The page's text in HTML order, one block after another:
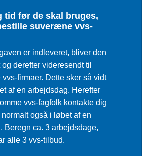
tid før de skal bruges,
suveræne vvs-
er indleveret, bliver den
derefter videresendt til
firmaer. Dette sker så vidt
af en arbejdsdag. Herefter
vvs-fagfolk kontakte dig
normalt også i løbet af en
Beregn ca. 3 arbejdsdage,
alle 3 vvs-tilbud.